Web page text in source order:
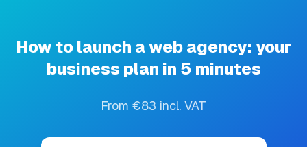
How to launch a web agency: your
business plan in 5 minutes
From €83 incl. VAT